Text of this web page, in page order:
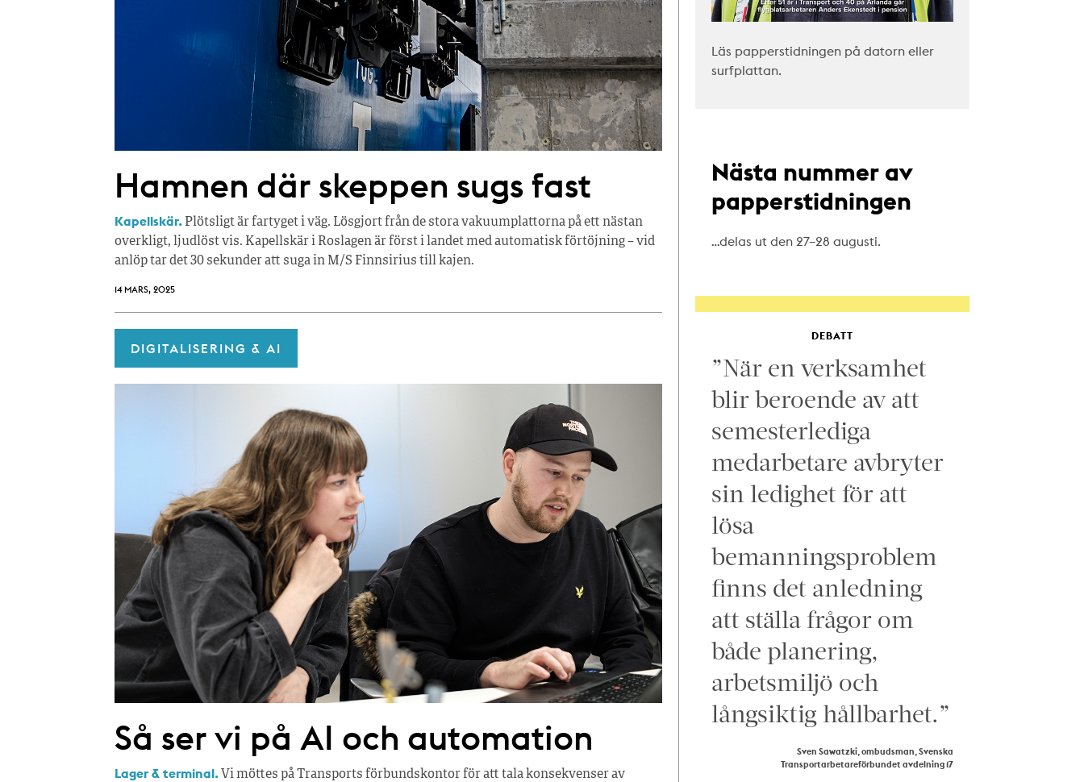
Hamnen där skeppen sugs fast
Kapellskär. Plötsligt är fartyget i väg. Lösgjort från de stora vakuumplattorna på ett nästan
overkligt, ljudlöst vis. Kapellskär i Roslagen är först i landet med automatisk förtöjning – vid
anlöp tar det 30 sekunder att suga in M/S Finnsirius till kajen.
14 MARS, 2025
DIGITALISERING & AI
Så ser vi på AI och automation
Lager & terminal. Vi möttes på Transports förbundskontor för att tala konsekvenser av
Läs papperstidningen på datorn eller
surfplattan.
Nästa nummer av
papperstidningen
…delas ut den 27–28 augusti.
DEBATT
”När en verksamhet
blir beroende av att
semesterlediga
medarbetare avbryter
sin ledighet för att
lösa
bemanningsproblem
finns det anledning
att ställa frågor om
både planering,
arbetsmiljö och
långsiktig hållbarhet.”
Sven Sawatzki, ombudsman, Svenska
Transportarbetareförbundet avdelning 17